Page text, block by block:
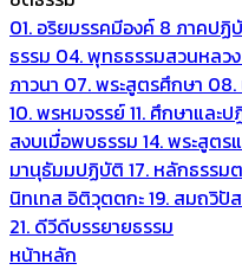
01. อริยมรรคมีองค์ 8 ภาคปฏิ
ธรรม 04. พุทธธรรมสวนหลวง
ภาวนา 07. พระสูตรศึกษา 08.
10. พรหมจรรย์11. ศึกษาและ
สงบเมื่อพบธรรม 14. พระสูต
มานุธัมมปฏิบัติ 17. หลักธรรม
นิทเทส อิติวุตตกะ19. สมถวิปั
21. ดีวีดีบรรยายธรรม
หน้าหลัก